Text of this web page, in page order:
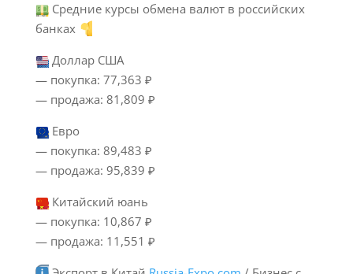
Средние курсы обмена валют в российских
банках
Доллар США
— покупка: 77,363 ₽
— продажа: 81,809 ₽
Евро
— покупка: 89,483 ₽
— продажа: 95,839 ₽
Китайский юань
— покупка: 10,867 ₽
— продажа: 11,551 ₽